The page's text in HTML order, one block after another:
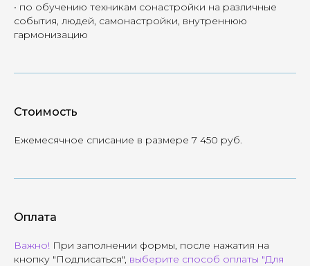
• по обучению техникам сонастройки на различные
события, людей, самонастройки, внутреннюю
гармонизацию
Стоимость
Ежемесячное списание в размере 7 450 руб.
Оплата
Важно! При заполнении формы, после нажатия на
кнопку "Подписаться", выберите способ оплаты "Для